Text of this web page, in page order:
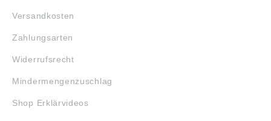
Versandkosten
Zahlungsarten
Widerrufsrecht
Mindermengenzuschlag
Shop Erklärvideos